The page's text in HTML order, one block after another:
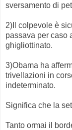
sversamento di
2)Il colpevole è
passava per caso
ghigliottinato.
3)Obama ha
trivellazioni in
indeterminato.
Significa che la
Tanto ormai il